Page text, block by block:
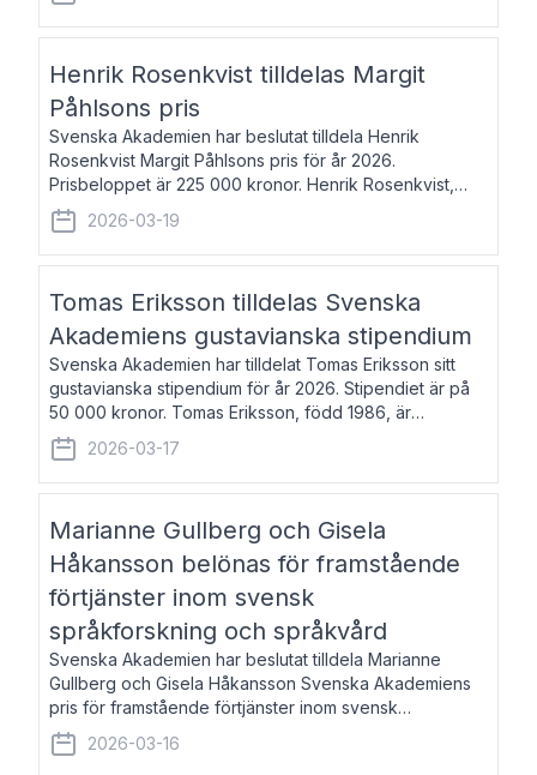
boken Ligan. Klarakvarterens blodsyst
Henrik Rosenkvist tilldelas Margit
Påhlsons pris
Svenska Akademien har beslutat tilldela Henrik
Rosenkvist Margit Påhlsons pris för år 2026.
Prisbeloppet är 225 000 kronor. Henrik Rosenkvist,
född 1965, är professor i nordiska språk vid Göteborgs
universitet. Han disputerade 2004 på avhan
2026-03-19
Tomas Eriksson tilldelas Svenska
Akademiens gustavianska stipendium
Svenska Akademien har tilldelat Tomas Eriksson sitt
gustavianska stipendium för år 2026. Stipendiet är på
50 000 kronor. Tomas Eriksson, född 1986, är
projektledare inom marknadsföring och författare och
utkom i fjol med boken Syndabocken.
2026-03-17
Marianne Gullberg och Gisela
Håkansson belönas för framstående
förtjänster inom svensk
språkforskning och språkvård
Svenska Akademien har beslutat tilldela Marianne
Gullberg och Gisela Håkansson Svenska Akademiens
pris för framstående förtjänster inom svensk
språkforskning och språkvård till minne av Carl Gabriel
och Karin Forsberg för år 2026. Prissumma
2026-03-16